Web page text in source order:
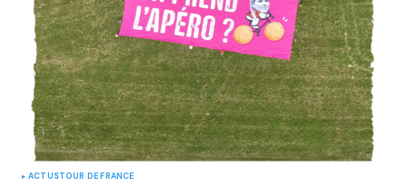
ACTUSTOUR DE FRANCE